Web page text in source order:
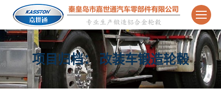
项目归档：改装车锻造轮毂